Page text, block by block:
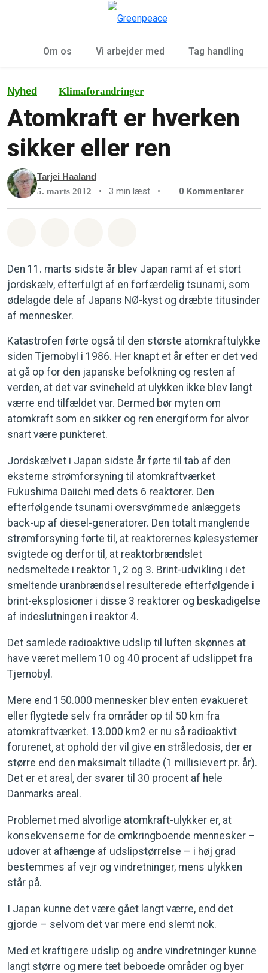
Om os Vi arbejder med Tag handling
Nyhed Klimaforandringer
Atomkraft er hverken
sikker eller ren
Tarjei Haaland
5. marts 2012 • 3 min læst • 0 Kommentarer
Den 11. marts sidste år blev Japan ramt af et stort
jordskælv, efterfulgt af en forfærdelig tsunami, som
ødelagde dele af Japans NØ-kyst og dræbte titusinder
af mennesker.
Katastrofen førte også til den største atomkraftulykke
siden Tjernobyl i 1986. Her knapt et år efter er det ved
at gå op for den japanske befolkning og resten af
verden, at det var svineheld at ulykken ikke blev langt
værre end tilfældet var. Dermed bør myten om
atomkraft som en sikker og ren energiform for alvor
snart være punkteret.
Jordskælvet i Japan sidste år førte til tab af den
eksterne strømforsyning til atomkraftværket
Fukushima Daiichi med dets 6 reaktorer. Den
efterfølgende tsunami oversvømmede anlæggets
back-up af diesel-generatorer. Den totalt manglende
strømforsyning førte til, at reaktorernes kølesystemer
svigtede og derfor til, at reaktorbrændslet
nedsmeltede i reaktor 1, 2 og 3. Brint-udvikling i det
smeltende uranbrændsel resulterede efterfølgende i
brint-eksplosioner i disse 3 reaktorer og beskadigelse
af indeslutningen i reaktor 4.
Det samlede radioaktive udslip til luften skønnes at
have været mellem 10 og 40 procent af udslippet fra
Tjernobyl.
Mere end 150.000 mennesker blev enten evakueret
eller flygtede selv fra områder op til 50 km fra
atomkraftværket. 13.000 km2 er nu så radioaktivt
forurenet, at ophold der vil give en stråledosis, der er
større end den maksimalt tilladte (1 millisievert pr. år).
Det er et areal, der svarer til 30 procent af hele
Danmarks areal.
Problemet med alvorlige atomkraft-ulykker er, at
konsekvenserne for de omkringboende mennesker –
udover at afhænge af udslipstørrelse – i høj grad
bestemmes af vejr og vindretninger, mens ulykken
står på.
I Japan kunne det være gået langt værre, end det
gjorde – selvom det var mere end slemt nok.
Med et kraftigere udslip og andre vindretninger kunne
langt større og mere tæt beboede områder og byer